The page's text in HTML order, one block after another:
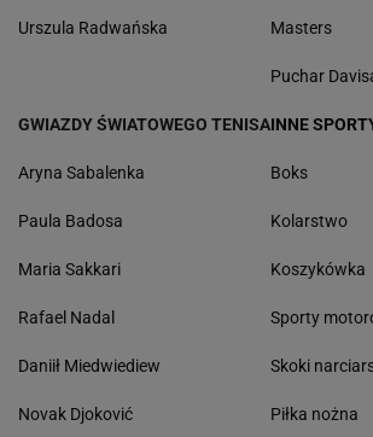
Urszula Radwańska Masters
Puchar
GWIAZDY ŚWIATOWEGO TENISA
Aryna Sabalenka
Paula Badosa
Maria Sakkari
Rafael Nadal
Daniił Miedwiediew
Novak Djoković
INNE
Boks
Kolarstwo
Koszykówka
Sporty
Skoki
Piłka nożna